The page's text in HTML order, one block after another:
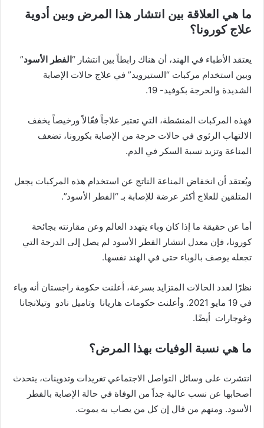
ما هي العلاقة بين انتشار هذا المرض وبين أدوية
علاج كورونا؟
يعتقد الأطباء في الهند، أن هناك رابطاً بين انتشار “ الفطر الأسود”
وبين استخدام مركبات “الستيرويد” في علاج حالات الإصابة
الشديدة والحرجة بكوفيد- 19.
فهذه المركبات المنشطة، التي تعتبر علاجاً فعّالاً ورخيصاً يخفف
الالتهاب الرئوي في حالات حرجة من الإصابة بكورونا، تضعف
المناعة وتزيد نسبة السكر في الدم.
ويُعتقد أن انخفاض المناعة الناتج عن استخدام هذه المركبات يجعل
المتلقين للعلاج أكثر عرضة للإصابة بـ “الفطر الأسود”.
أما عن حقيقة ما إذا كان وباء يتهدد العالم وعن مقارنته بجائحة
كورونا، فإن معدل انتشار الفطر الأسود لم يصل إلى الدرجة التي
تجعله يوصف بالوباء حتى في الهند نفسها.
نظرًا لعدد الحالات المتزايد بسرعة، أعلنت حكومة راجستان أنه وباء
في 19 مايو 2021. وأعلنت حكومات هاريانا وتاميل نادو وتيلانجانا
وغوجارات أيضًا.
ما هي نسبة الوفيات بهذا المرض؟
انتشرت على وسائل التواصل الاجتماعي تغريدات وتدوينات، يتحدث
أصحابها عن نسب عالية جداً من الوفاة في حالة الإصابة بالفطر
الأسود. ومنهم من قال إن كل من يصاب به يموت.